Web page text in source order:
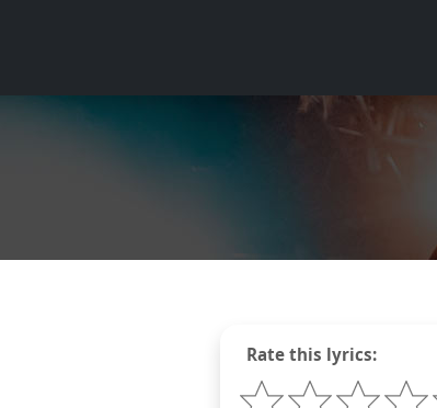
Rate this lyrics: